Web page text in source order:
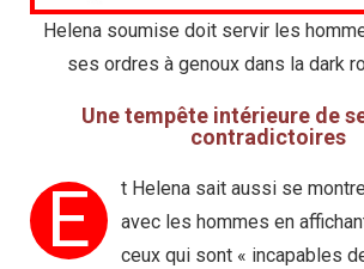
Helena soumise doit servir les
ses ordres à genoux dans la dark
Une tempête intérieure de
contradictoires
E
t Helena sait aussi se
avec les hommes en
ceux qui sont « incapables